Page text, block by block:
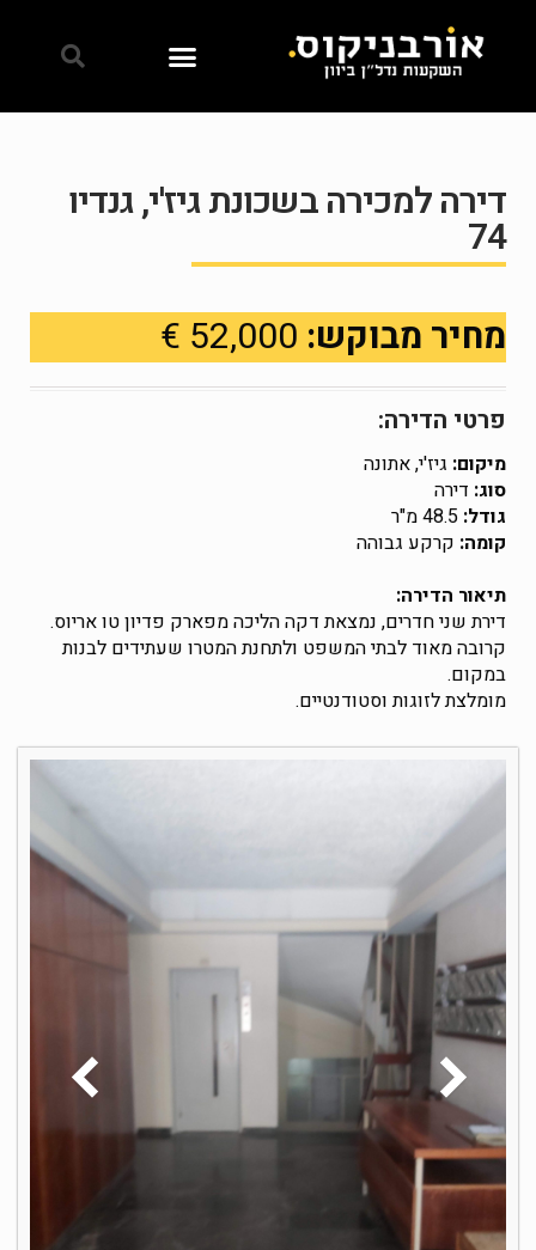
דירה למכירה בשכונת גיז'י, גנדיו
74
מחיר מבוקש:
פרטי הדירה:
מיקום: גיז'י, אתונה
סוג: דירה
גודל:
קומה: קרקע גבוהה
תיאור הדירה:
דירת שני חדרים, נמצאת דקה הליכה מפארק פדיון טו אריוס.
קרובה מאוד לבתי המשפט ולתחנת המטרו שעתידים לבנות
במקום.
מומלצת לזוגות וסטודנטיים.